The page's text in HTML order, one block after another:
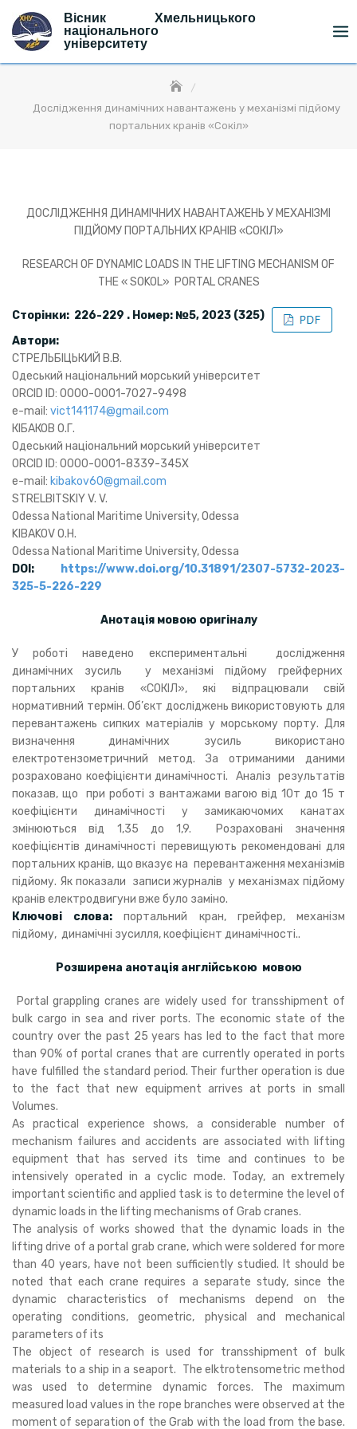
content
Вісник Хмельницького
національного
університету
Дослідження динамічних навантажень у механізмі підйому
портальних кранів «Сокіл»
ДОСЛІДЖЕННЯ ДИНАМІЧНИХ НАВАНТАЖЕНЬ У МЕХАНІЗМІ
ПІДЙОМУ ПОРТАЛЬНИХ КРАНІВ «СОКІЛ»
RESEARCH OF DYNAMIC LOADS IN THE LIFTING MECHANISM OF
THE « SOKOL» PORTAL CRANES
Сторінки: 226-229 . Номер: №5, 2023 (325)
Автори:
СТРЕЛЬБІЦЬКИЙ В.В.
Одеський національний морський університет
ORCID ID: 0000-0001-7027-9498
e-mail: vict141174@gmail.com
КІБАКОВ О.Г.
Одеський національний морський університет
ORCID ID: 0000-0001-8339-345X
e-mail: kibakov60@gmail.com
STRELBITSKIY V. V.
Odessa National Maritime University, Odessa
KIBAKOV O.H.
Odessa National Maritime University, Odessa
DOI:
https://www.doi.org/10.31891/2307-5732-2023-
325-5-226-229
Анотація мовою оригіналу
У роботі наведено експериментальні дослідження
динамічних зусиль у механізмі підйому грейферних
портальних кранів «СОКІЛ», які відпрацювали свій
нормативний термін. Об’єкт досліджень використовують для
перевантажень сипких матеріалів у морському порту. Для
визначення динамічних зусиль використано
електротензометричний метод. За отриманими даними
розраховано коефіцієнти динамічності. Аналіз результатів
показав, що при роботі з вантажами вагою від 10т до 15 т
коефіцієнти динамічності у замикаючомих канатах
змінюються від 1,35 до 1,9. Розраховані значення
коефіцієнтів динамічності перевищують рекомендовані для
портальних кранів, що вказує на перевантаження механізмів
підйому. Як показали записи журналів у механізмах підйому
кранів електродвигуни вже було заміно.
Ключові слова: портальний кран, грейфер, механізм
підйому, динамічні зусилля, коефіцієнт динамічності..
Розширена анотація англійською мовою
Portal grappling cranes are widely used for transshipment of
bulk cargo in sea and river ports. The economic state of the
country over the past 25 years has led to the fact that more
than 90% of portal cranes that are currently operated in ports
have fulfilled the standard period. Their further operation is due
to the fact that new equipment arrives at ports in small
Volumes.
As practical experience shows, a considerable number of
mechanism failures and accidents are associated with lifting
equipment that has served its time and continues to be
intensively operated in a cyclic mode. Today, an extremely
important scientific and applied task is to determine the level of
dynamic loads in the lifting mechanisms of Grab cranes.
The analysis of works showed that the dynamic loads in the
lifting drive of a portal grab crane, which were soldered for more
than 40 years, have not been sufficiently studied. It should be
noted that each crane requires a separate study, since the
dynamic characteristics of mechanisms depend on the
operating conditions, geometric, physical and mechanical
parameters of its
The object of research is used for transshipment of bulk
materials to a ship in a seaport. The elktrotensometric method
was used to determine dynamic forces. The maximum
measured load values in the rope branches were observed at the
moment of separation of the Grab with the load from the base.